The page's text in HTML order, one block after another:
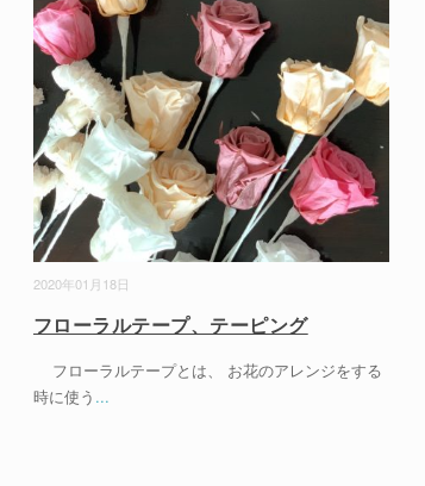
2020年01月18日
フローラルテープ、テーピング
フローラルテープとは、 お花のアレンジをする
時に使う ...